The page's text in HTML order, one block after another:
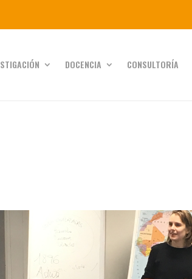
DOCENCIA CONSULTORÍA